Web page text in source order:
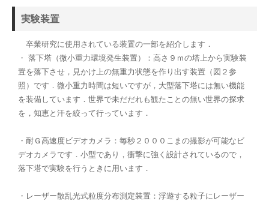
実験装置
卒業研究に使用されている装置の一部を紹介します．
・ 落下塔（微小重力環境発生装置）：高さ９ｍの塔上から実験装
置を落下させ，見かけ上の無重力状態を作り出す装置（図２参
照）です．微小重力時間は短いですが，大型落下塔には無い機能
を装備しています．世界で未だだれも観たことの無い世界の探求
を，知恵と汗を絞って行っています．
・耐Ｇ高速度ビデオカメラ：毎秒２０００こまの撮影が可能なビ
デオカメラです．小型であり，衝撃に強く設計されているので，
落下塔で実験を行うときに用います．
・レーザー散乱光式粒度分布測定装置：浮遊する粒子にレーザー